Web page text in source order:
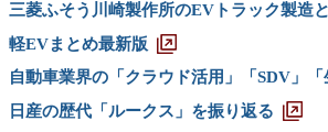
三菱ふそう川崎製作所のEVトラック製造
軽EVまとめ最新版
自動車業界の「クラウド活用」「SDV」
日産の歴代「ルークス」を振り返る